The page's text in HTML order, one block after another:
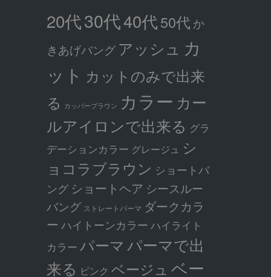
20代30代40代50代 か
きあげバング アッシュ カ
ット カットのみで出来
る カッパーブラウン カラー カー
ルアイロンで出来る グラ
デーションカラー グレージュ シ
ョコラブラウン ショートバ
ング ショートヘア シースルー
バング ストレートパーマ ダークカラ
ー ハイトーンカラー ハイライト
カラー パーマ パーマで出
来る ピンク ベージュ ベー